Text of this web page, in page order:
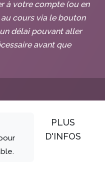
à votre compte (ou en
au cours via le bouton
délai pouvant aller
avant que
PLUS
D'INFOS